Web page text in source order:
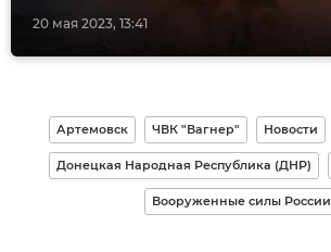
20 мая 2023, 13:41
Артемовск ЧВК "Вагнер" Новости
Донецкая Народная Республика (ДНР)
Вооруженные силы России